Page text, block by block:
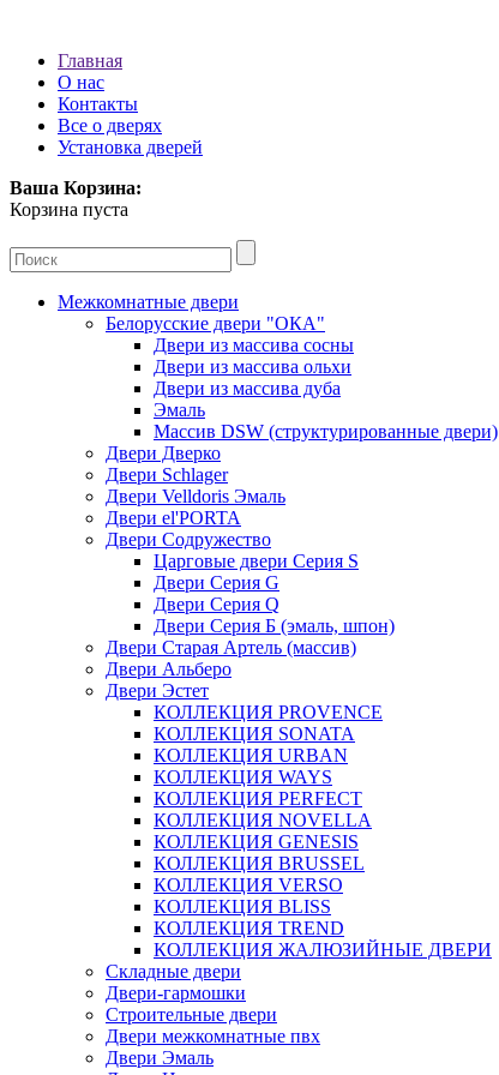
Главная
О нас
Контакты
Все о дверях
Установка дверей
Ваша Корзина:
Корзина пуста
Межкомнатные двери
Белорусские двери "ОКА"
Двери из массива сосны
Двери из массива ольхи
Двери из массива дуба
Эмаль
Массив DSW (cтруктурированные двери)
Двери Дверко
Двери Schlager
Двери Velldoris Эмаль
Двери el'PORTA
Двери Содружество
Царговые двери Cерия S
Двери Серия G
Двери Серия Q
Двери Серия Б (эмаль, шпон)
Двери Старая Артель (массив)
Двери Альберо
Двери Эстет
КОЛЛЕКЦИЯ PROVENCE
КОЛЛЕКЦИЯ SONATA
КОЛЛЕКЦИЯ URBAN
КОЛЛЕКЦИЯ WAYS
КОЛЛЕКЦИЯ PERFECT
КОЛЛЕКЦИЯ NOVELLA
КОЛЛЕКЦИЯ GENESIS
КОЛЛЕКЦИЯ BRUSSEL
КОЛЛЕКЦИЯ VERSO
КОЛЛЕКЦИЯ BLISS
КОЛЛЕКЦИЯ TREND
КОЛЛЕКЦИЯ ЖАЛЮЗИЙНЫЕ ДВЕРИ
Складные двери
Двери-гармошки
Строительные двери
Двери межкомнатные пвх
Двери Эмаль